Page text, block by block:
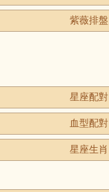
紫薇排盤
星座配對
血型配對
星座生肖